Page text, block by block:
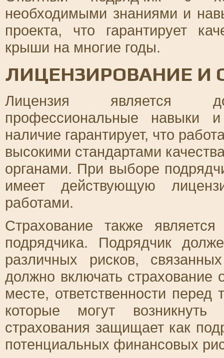
необходимыми знаниями и
проекта, что гарантирует
крыши на многие годы.
ЛИЦЕНЗИРОВАНИЕ И
Лицензия является
профессиональные навыки
наличие гарантирует, что
высокими стандартами
органами. При выборе
имеет действующую
работами.
Страхование также
подрядчика. Подрядчик
различных рисков,
должно включать страхование
месте, ответственности
которые могут
страхования защищает как
потенциальных финансовых